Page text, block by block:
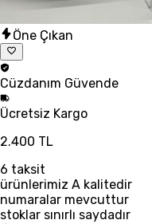
Öne Çıkan
Cüzdanım Güvende
Ücretsiz Kargo
2.400 TL
6 taksit
ürünlerimiz A kalitedir
numaralar mevcuttur
stoklar sınırlı saydadır